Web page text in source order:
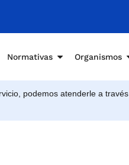
Normativas Organismos
podemos atenderle a través